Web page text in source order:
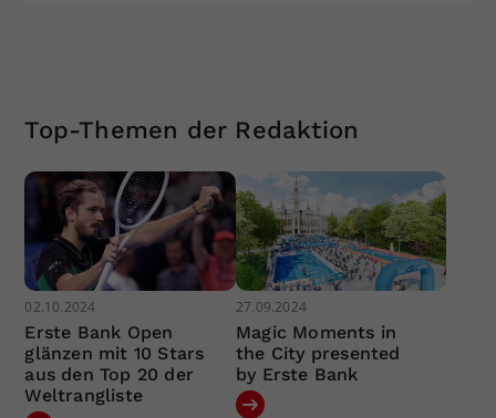
Top-Themen der Redaktion
02.10.2024
Erste Bank Open
glänzen mit 10 Stars
aus den Top 20 der
Weltrangliste
27.09.2024
Magic Moments in
the City presented
by Erste Bank